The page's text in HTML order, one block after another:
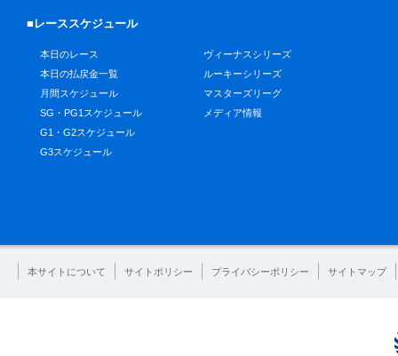
■レーススケジュール
本日のレース
本日の払戻金一覧
月間スケジュール
SG・PG1スケジュール
G1・G2スケジュール
G3スケジュール
ヴィーナスシリーズ
ルーキーシリーズ
マスターズリーグ
メディア情報
本サイトについて サイトポリシー プライバシーポリシー サイトマップ